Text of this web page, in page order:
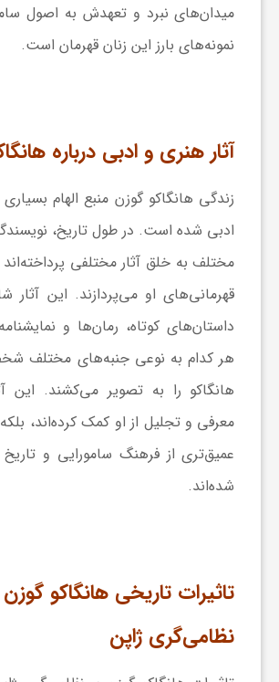
میدان‌های نبرد و تعهدش به اصول
نمونه‌های بارز این زنان قهرمان است.
آثار هنری و ادبی درباره
زندگی هانگاکو گوزن منبع الهام
ادبی شده است. در طول تاریخ،
مختلف به خلق آثار مختلفی
قهرمانی‌های او می‌پردازند. این آثار
داستان‌های کوتاه، رمان‌ها و
هر کدام به نوعی جنبه‌های مختلف
هانگاکو را به تصویر می‌کشند. این
معرفی و تجلیل از او کمک کرده‌اند،
عمیق‌تری از فرهنگ سامورایی و تاریخ
شده‌اند.
تاثیرات تاریخی هانگاکو گوزن
نظامی‌گری ژاپن